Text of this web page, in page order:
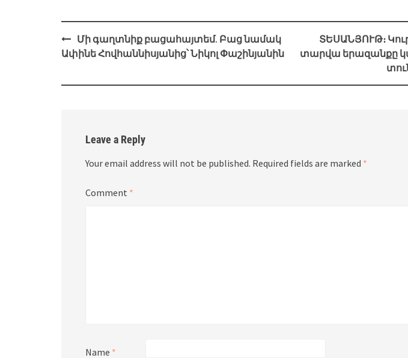
Post
navigation
Մի գաղտնիք բացահայտեմ. Բաց նամակ
Ափինե Հովհաննիսյանից՝ Նիկոլ Փաշինյանին
ՏԵՍԱՆՅՈՒԹ։
տարվա երազանքը
Leave a Reply
Your email address will not be published. Required fields are marked *
Comment *
Name *